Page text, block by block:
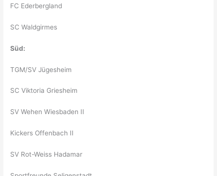
FC Ederbergland
SC Waldgirmes
Süd:
TGM/SV Jügesheim
SC Viktoria Griesheim
SV Wehen Wiesbaden II
Kickers Offenbach II
SV Rot-Weiss Hadamar